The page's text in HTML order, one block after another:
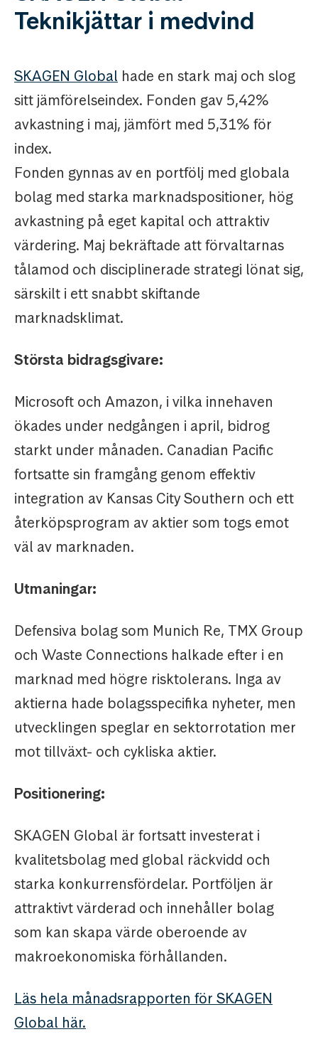
Teknikjättar i medvind
SKAGEN Global hade en stark maj och slog
sitt jämförelseindex. Fonden gav 5,42%
avkastning i maj, jämfört med 5,31% för
index.
Fonden gynnas av en portfölj med globala
bolag med starka marknadspositioner, hög
avkastning på eget kapital och attraktiv
värdering. Maj bekräftade att förvaltarnas
tålamod och disciplinerade strategi lönat sig,
särskilt i ett snabbt skiftande
marknadsklimat.
Största bidragsgivare:
Microsoft och Amazon, i vilka innehaven
ökades under nedgången i april, bidrog
starkt under månaden. Canadian Pacific
fortsatte sin framgång genom effektiv
integration av Kansas City Southern och ett
återköpsprogram av aktier som togs emot
väl av marknaden.
Utmaningar:
Defensiva bolag som Munich Re, TMX Group
och Waste Connections halkade efter i en
marknad med högre risktolerans. Inga av
aktierna hade bolagsspecifika nyheter, men
utvecklingen speglar en sektorrotation mer
mot tillväxt- och cykliska aktier.
Positionering:
SKAGEN Global är fortsatt investerat i
kvalitetsbolag med global räckvidd och
starka konkurrensfördelar. Portföljen är
attraktivt värderad och innehåller bolag
som kan skapa värde oberoende av
makroekonomiska förhållanden.
Läs hela månadsrapporten för SKAGEN
Global här.